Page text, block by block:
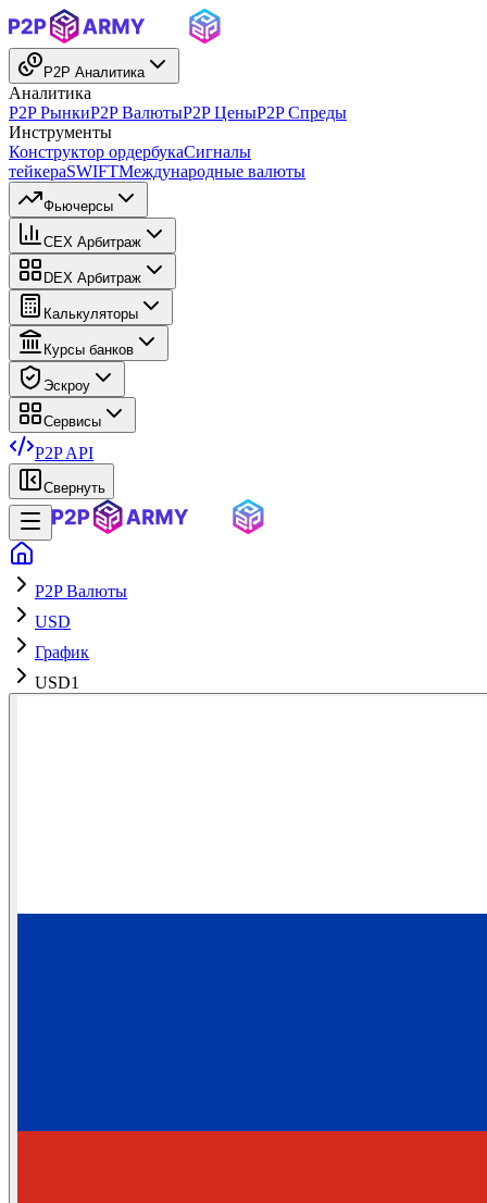
P2P Аналитика
Аналитика
P2P РынкиP2P ВалютыP2P ЦеныP2P Спреды
Инструменты
Конструктор ордербукаСигналы
тейкераSWIFTМеждународные валюты
Фьючерсы
CEX Арбитраж
DEX Арбитраж
Калькуляторы
Курсы банков
Эскроу
Сервисы
P2P API
Свернуть
P2P Валюты
USD
График
USD1